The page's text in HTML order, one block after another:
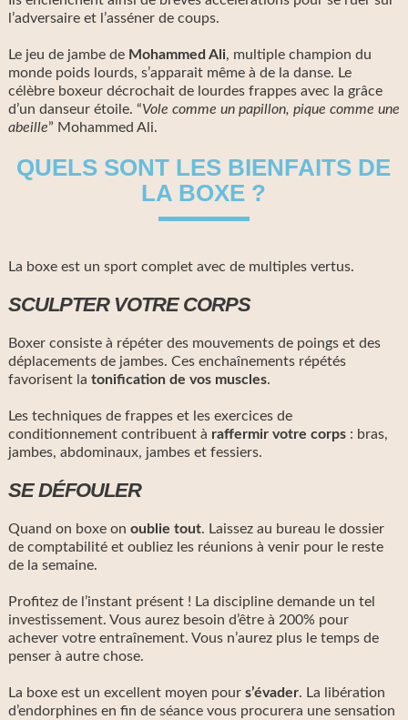
l’adversaire et l’asséner de coups.
Le jeu de jambe de Mohammed Ali, multiple champion du
monde poids lourds, s’apparait même à de la danse. Le
célèbre boxeur décrochait de lourdes frappes avec la grâce
d’un danseur étoile. “Vole comme un papillon, pique comme une
abeille” Mohammed Ali.
QUELS SONT LES BIENFAITS DE
LA BOXE ?
La boxe est un sport complet avec de multiples vertus.
SCULPTER VOTRE CORPS
Boxer consiste à répéter des mouvements de poings et des
déplacements de jambes. Ces enchaînements répétés
favorisent la tonification de vos muscles.
Les techniques de frappes et les exercices de
conditionnement contribuent à raffermir votre corps: bras,
jambes, abdominaux, jambes et fessiers.
SE DÉFOULER
Quand on boxe on oublie tout. Laissez au bureau le dossier
de comptabilité et oubliez les réunions à venir pour le reste
de la semaine.
Profitez de l’instant présent ! La discipline demande un tel
investissement. Vous aurez besoin d’être à 200% pour
achever votre entraînement. Vous n’aurez plus le temps de
penser à autre chose.
La boxe est un excellent moyen pour s’évader. La libération
d’endorphines en fin de séance vous procurera une sensation